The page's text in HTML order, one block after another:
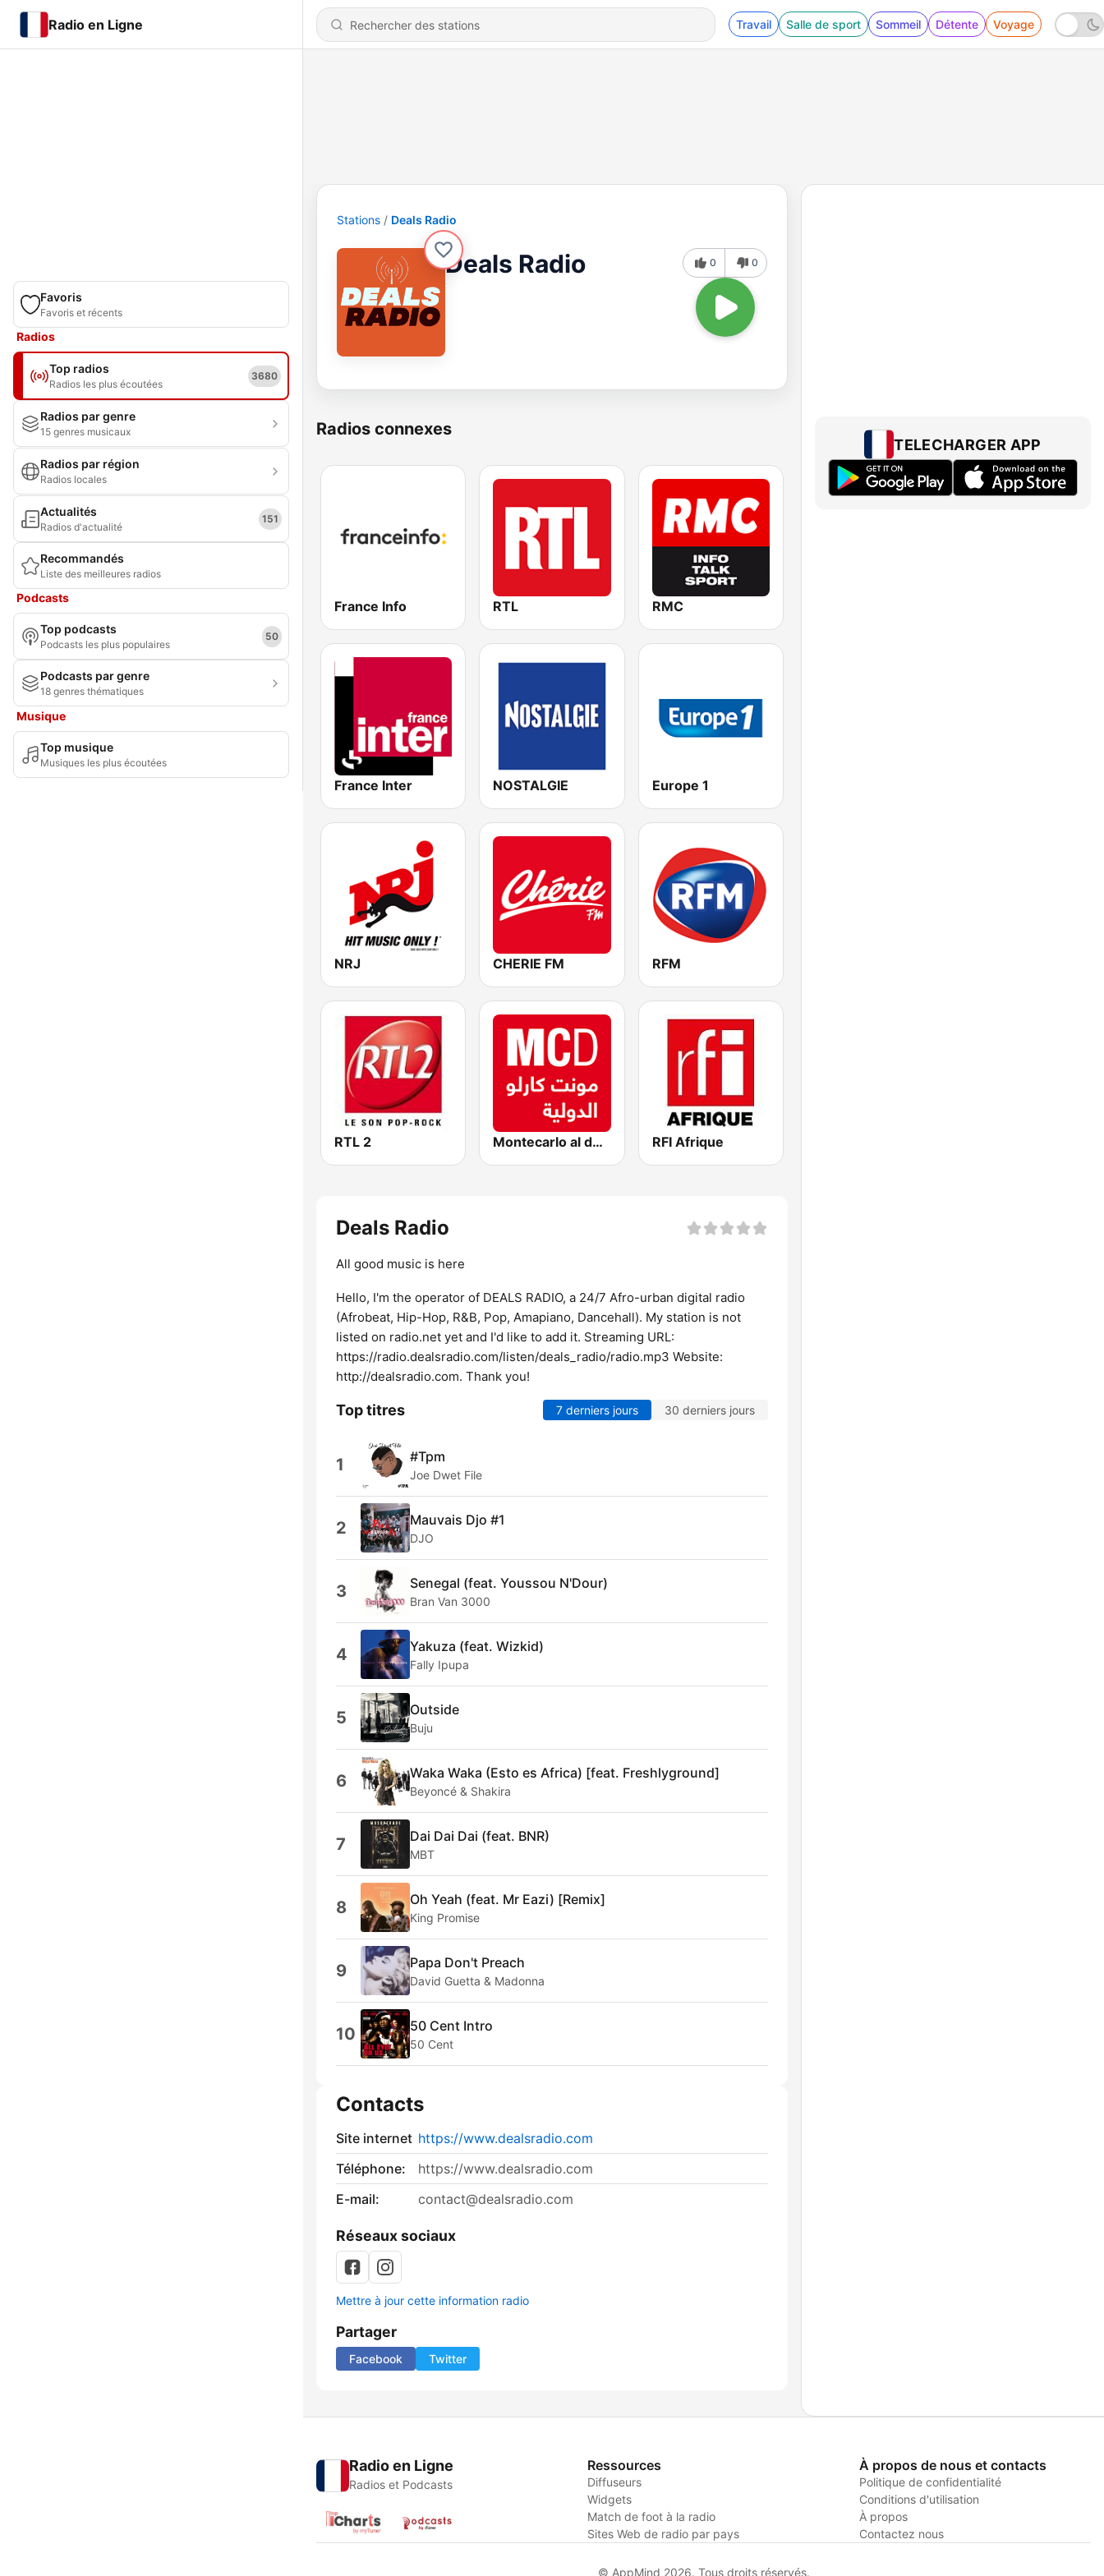
Radio en Ligne Travail Salle de sport Sommeil Détente Voyage
Favoris
Favoris et récents
Radios
Top radios
Radios les plus écoutées
3680
Radios par genre
15 genres musicaux
Radios par région
Radios locales
Actualités
Radios d'actualité
151
Recommandés
Liste des meilleures radios
Podcasts
Top podcasts
Podcasts les plus populaires
50
Podcasts par genre
18 genres thématiques
Musique
Top musique
Musiques les plus écoutées
Stations Deals Radio
Deals Radio 0 0
Radios connexes
France Info RTL RMC
France Inter NOSTALGIE Europe 1
NRJ CHERIE FM RFM
RTL 2 Montecarlo al doualiya (مونت كارلو الدولية) RFI Afrique
Deals Radio
All good music is here
Hello, I'm the operator of DEALS RADIO, a 24/7 Afro-urban digital radio
(Afrobeat, Hip-Hop, R&B, Pop, Amapiano, Dancehall). My station is not
listed on radio.net yet and I'd like to add it. Streaming URL:
https://radio.dealsradio.com/listen/deals_radio/radio.mp3 Website:
http://dealsradio.com. Thank you!
Top titres 7 derniers jours 30 derniers jours
1 #Tpm
Joe Dwet File
2 Mauvais Djo #1
DJO
3 Senegal (feat. Youssou N'Dour)
Bran Van 3000
4 Yakuza (feat. Wizkid)
Fally Ipupa
5 Outside
Buju
6 Waka Waka (Esto es Africa) [feat. Freshlyground]
Beyoncé & Shakira
7 Dai Dai Dai (feat. BNR)
MBT
8 Oh Yeah (feat. Mr Eazi) [Remix]
King Promise
9 Papa Don't Preach
David Guetta & Madonna
10 50 Cent Intro
50 Cent
Contacts
Site internet https://www.dealsradio.com
Téléphone:
https://www.dealsradio.com
E-mail:
contact@dealsradio.com
Réseaux sociaux
Mettre à jour cette information radio
Partager
Facebook Twitter
TELECHARGER APP
Radio en Ligne
Radios et Podcasts
Ressources
Diffuseurs
Widgets
Match de foot à la radio
Sites Web de radio par pays
À propos de nous et contacts
Politique de confidentialité
Conditions d'utilisation
À propos
Contactez nous
© AppMind 2026. Tous droits réservés.